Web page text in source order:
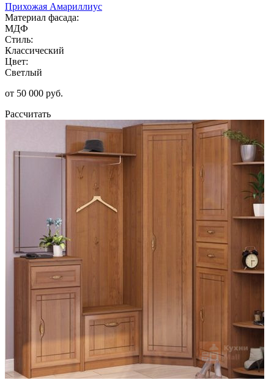
Прихожая Амариллиус
Материал фасада:
МДФ
Стиль:
Классический
Цвет:
Светлый
от 50 000 руб.
Рассчитать